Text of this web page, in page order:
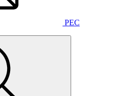
PEC